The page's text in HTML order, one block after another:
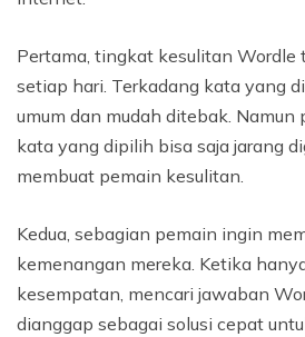
Pertama, tingkat kesulitan Wordle
setiap hari. Terkadang kata yang
umum dan mudah ditebak. Namun
kata yang dipilih bisa saja jarang
membuat pemain kesulitan.
Kedua, sebagian pemain ingin
kemenangan mereka. Ketika
kesempatan, mencari jawaban
dianggap sebagai solusi cepat